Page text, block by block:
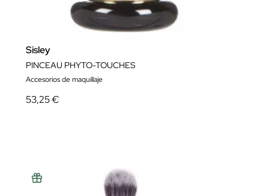
Sisley
PINCEAU PHYTO-TOUCHES
Accesorios de maquillaje
53,25 €